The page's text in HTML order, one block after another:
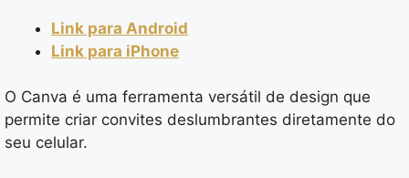
Link para Android
Link para iPhone
O Canva é uma ferramenta versátil de design que
permite criar convites deslumbrantes diretamente do
seu celular.